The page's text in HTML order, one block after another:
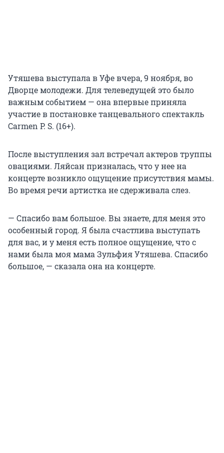
Утяшева выступала в Уфе вчера, 9 ноября, во
Дворце молодежи. Для телеведущей это было
важным событием — она впервые приняла
участие в постановке танцевального спектакль
Carmen P. S. (16+).
После выступления зал встречал актеров труппы
овациями. Ляйсан призналась, что у нее на
концерте возникло ощущение присутствия мамы.
Во время речи артистка не сдерживала слез.
— Спасибо вам большое. Вы знаете, для меня это
особенный город. Я была счастлива выступать
для вас, и у меня есть полное ощущение, что с
нами была моя мама Зульфия Утяшева. Спасибо
большое, — сказала она на концерте.